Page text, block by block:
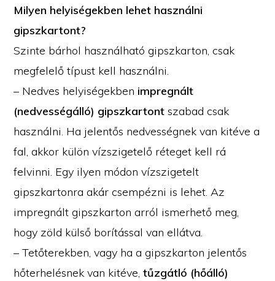
Milyen helyiségekben lehet használni
gipszkartont?
Szinte bárhol használható gipszkarton, csak
megfelelő típust kell használni.
– Nedves helyiségekben impregnált
(nedvességálló) gipszkartont szabad csak
használni. Ha jelentős nedvességnek van kitéve a
fal, akkor külön vízszigetelő réteget kell rá
felvinni. Egy ilyen módon vízszigetelt
gipszkartonra akár csempézni is lehet. Az
impregnált gipszkarton arról ismerhető meg,
hogy zöld külső borítással van ellátva.
– Tetőterekben, vagy ha a gipszkarton jelentős
hőterhelésnek van kitéve,tűzgátló (hőálló)